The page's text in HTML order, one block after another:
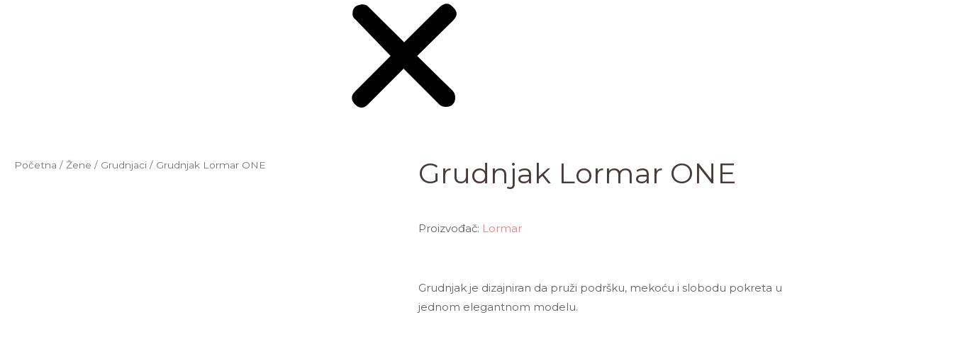
Početna / Žene / Grudnjaci / Grudnjak Lormar ONE Grudnjak Lormar ONE
Proizvođač: Lormar
Grudnjak je dizajniran da pruži podršku, mekoću i slobodu pokreta u
jednom elegantnom modelu.